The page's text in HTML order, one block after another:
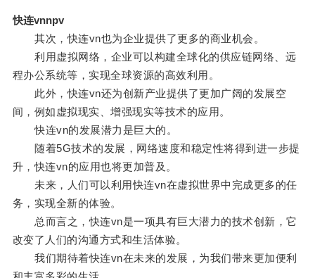
快连vnnpv
其次，快连vn也为企业提供了更多的商业机会。
利用虚拟网络，企业可以构建全球化的供应链网络、远
程办公系统等，实现全球资源的高效利用。
此外，快连vn还为创新产业提供了更加广阔的发展空
间，例如虚拟现实、增强现实等技术的应用。
快连vn的发展潜力是巨大的。
随着5G技术的发展，网络速度和稳定性将得到进一步提
升，快连vn的应用也将更加普及。
未来，人们可以利用快连vn在虚拟世界中完成更多的任
务，实现全新的体验。
总而言之，快连vn是一项具有巨大潜力的技术创新，它
改变了人们的沟通方式和生活体验。
我们期待着快连vn在未来的发展，为我们带来更加便利